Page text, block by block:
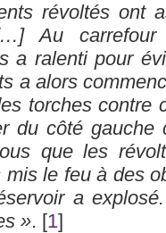
révoltés ont
Au
a ralenti pour
a alors
torches contre
du côté
que les
le feu à des
a
». [1]